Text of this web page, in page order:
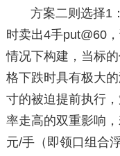
方案二则选择1
时卖出4手put@60
情况下构建，当标
格下跌时具有极大
寸的被迫提前执行
率走高的双重影响
元/手（即领口组合